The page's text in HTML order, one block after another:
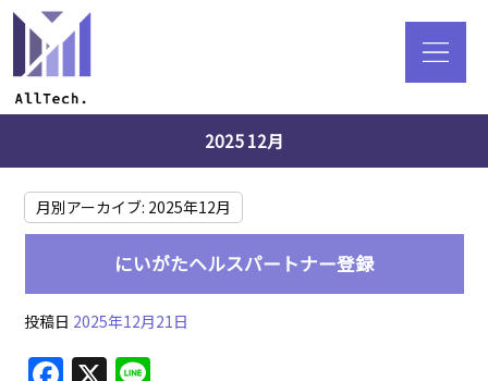
2025 12月
月別アーカイブ: 2025年12月
にいがたヘルスパートナー登録
投稿日 2025年12月21日